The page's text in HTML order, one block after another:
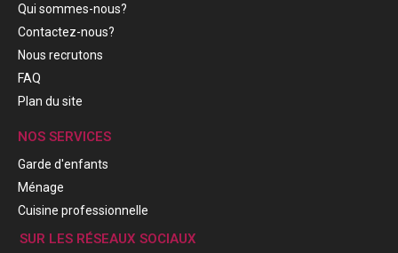
Qui sommes-nous?
Contactez-nous?
Nous recrutons
FAQ
Plan du site
NOS SERVICES
Garde d'enfants
Ménage
Cuisine professionnelle
SUR LES RÉSEAUX SOCIAUX